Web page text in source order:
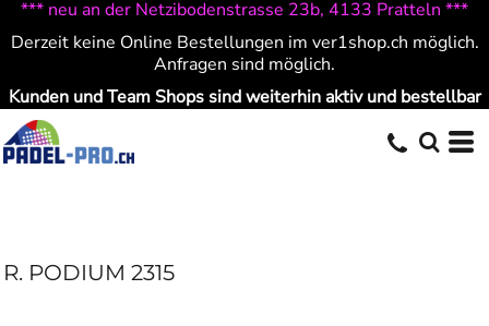
*** neu an der Netzibodenstrasse 23b, 4133 Pratteln ***
Derzeit keine Online Bestellungen im ver1shop.ch möglich.
Anfragen sind möglich.
Kunden und Team Shops sind weiterhin aktiv und bestellbar
R. PODIUM 2315